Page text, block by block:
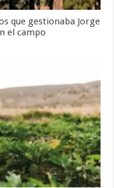
que gestionaba Jorge
el campo